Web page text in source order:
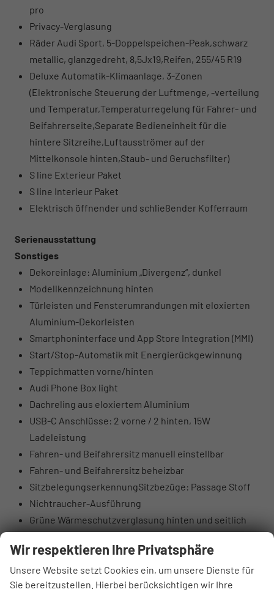
pro
Privacy-Verglasung
Räder Audi Sport, 5-Doppelspeichen-Peak,schwarz
metallic, glanzgedreht, 8,5Jx19,Reifen, 255/45 R19
Deluxe Automatik-Klimaanlage, 3-Zonen
(Elektronische Steuerung der Luftmenge, -verteilung
und Temperatur,Temperaturregelung für Fahrer- und
Beifahrerseite,Separate Bedieneinheit für die
hintere Sitzreihe,Luftausströmer auf der
Mittelkonsole hinten,Staub- und Geruchsfilter)
S line Exterieur Paket
S line Interieur Paket
Elektrisch öffnender und schließender Kofferraum
Serienausstattung
Sonstiges
Dekoreinlage: Aluminium „Divergenz“, dunkel
Modellkennzeichnung hinten
Türleisten und Fensterumrandungen mit eloxierten
Aluminium-Dekorleisten
Smartphoninterface und App Store Integration (MMI)
Start/Stop-Automatik mit Energierückgewinnung
Teppichmatten vorne/hinten
Audi Phone Box light
Dachreling aus eloxiertem Aluminium
USB-C Anschlüsse: 2 vorne / 2 hinten, 15W
Ladeleistung
Fahren- und Beifahrersitz manuell einstellbar
Fahren- und Beifahrersitz beheizbar
SitzbelegungserkennungSitzbezüge: Passage Stoff
Nichtraucher-Ausführung
Grüne Wärmeschutzverglasung hinten und seitlich
Fahrer- und Beifahrer-Airbag (Beifahrer
deaktivierbar)
LED-Scheinwerfer mit Fern- und Abblendlicht,
Tagfahrlicht, Positionslicht
Wir respektieren Ihre Privatsphäre
Unsere Website setzt Cookies ein, um unsere Dienste für
Sie bereitzustellen. Hierbei berücksichtigen wir Ihre